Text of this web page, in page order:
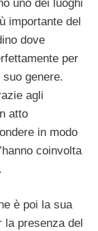
uno dei luoghi
importante del
dove
per
genere.
agli
atto
in modo
coinvolta
è poi la sua
la presenza del